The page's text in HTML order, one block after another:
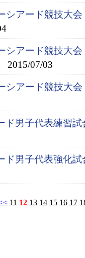
シアード競技大
シアード競技大
2015/07/03
シアード競技大
ド男子代表練習
ド男子代表強化
11 12 13 14 15 16 17